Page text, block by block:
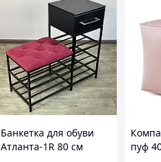
Банкетка для обуви
Атланта-1R 80 см
пуф